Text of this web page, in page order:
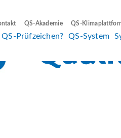
QS-Akademie QS-
Prüfzeichen? QS-System